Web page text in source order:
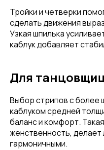
Тройки и четверки
сделать движения
Узкая шпилька
каблук добавляет
Для
Выбор стрипов с более
каблуком средней
баланс и комфорт.
женственность, делает
гармоничными.